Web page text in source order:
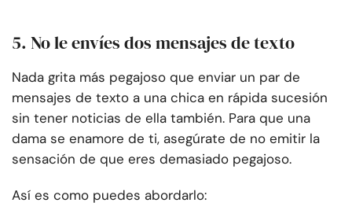
5. No le envíes dos mensajes de texto
Nada grita más pegajoso que enviar un par de
mensajes de texto a una chica en rápida sucesión
sin tener noticias de ella también. Para que una
dama se enamore de ti, asegúrate de no emitir la
sensación de que eres demasiado pegajoso.
Así es como puedes abordarlo: